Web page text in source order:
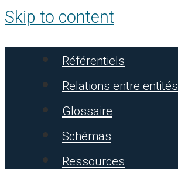
Skip to content
Référentiels
Relations entre entités
Glossaire
Schémas
Ressources